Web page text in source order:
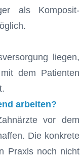
als Komposit-
liegen,
dem Patienten
arbeiten?
vor dem
Die konkrete
Praxls noch nicht